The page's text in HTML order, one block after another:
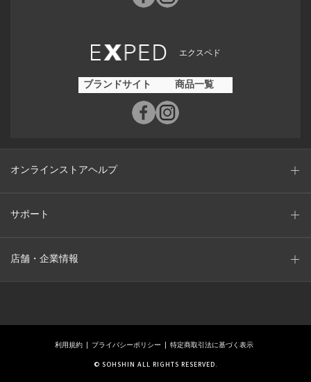
エクスペド
ブランドサイト 商品一覧
オンラインストアヘルプ
サポート
店舗・企業情報
利用規約 プライバシーポリシー
特定商取引法に基づく表示
© SOHSHIN ALL RIGHTS RESERVED.